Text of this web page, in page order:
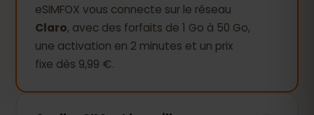
eSIMFOX vous connecte sur le réseau
Claro, avec des forfaits de 1 Go à 50 Go,
une activation en 2 minutes et un prix
fixe dès 9,99 €.